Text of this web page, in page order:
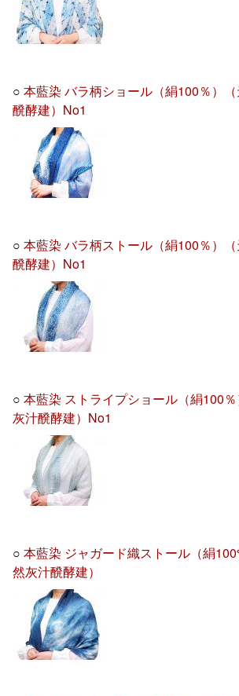
○本藍染 バラ柄ショール（絹100％）
醗酵建）No1
○本藍染 バラ柄ストール（絹100％）
醗酵建）No1
○本藍染 ストライプショール（絹100
灰汁醗酵建）No1
○本藍染 ジャガード織ストール（絹
然灰汁醗酵建）